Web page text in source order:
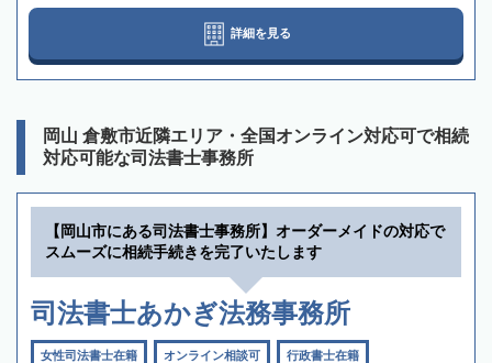
詳細を見る
岡山 倉敷市近隣エリア・全国オンライン対応可で相続
対応可能な司法書士事務所
【岡山市にある司法書士事務所】オーダーメイドの対応で
スムーズに相続手続きを完了いたします
司法書士あかぎ法務事務所
女性司法書士在籍 オンライン相談可 行政書士在籍